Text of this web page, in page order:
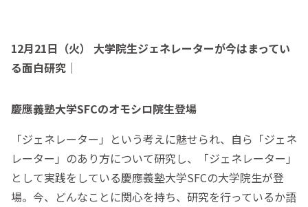
12月21日（火） 大学院生ジェネレーターが今はまってい
る面白研究｜
慶應義塾大学SFCのオモシロ院生登場
「ジェネレーター」という考えに魅せられ、自ら「ジェネ
レーター」のあり方について研究し、「ジェネレーター」
として実践をしている慶應義塾大学SFCの大学院生が登
場。今、どんなことに関心を持ち、研究を行っているか語